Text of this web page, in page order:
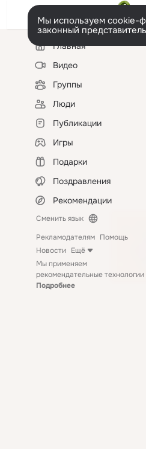
Мы используем cookie-
законный
Левая
колонкаГлавная
Видео
Группы
Люди
Публикации
Игры
Подарки
Поздравления
Рекомендации
Сменить язык
Рекламодателям Помощь
Новости Ещё
Мы применяем
рекомендательные технологии
Подробнее